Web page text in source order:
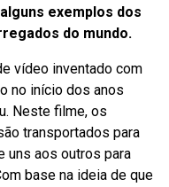
exemplos dos
do mundo.
vídeo inventado com
no início dos anos
Neste filme, os
transportados para
uns aos outros para
base na ideia de que